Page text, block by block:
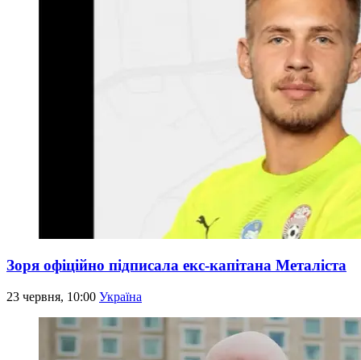
Зоря офіційно підписала екс-капітана Металіста
23 червня, 10:00 Україна